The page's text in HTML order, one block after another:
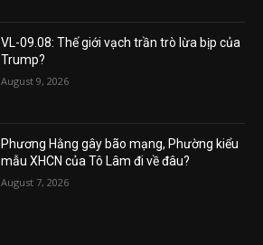
VL-09.08: Thế giới vạch trần trò lừa bịp của
Trump?
August 9, 2026
Phương Hằng gây bão mạng, Phường kiểu
mẫu XHCN của Tô Lâm đi về đâu?
August 7, 2026